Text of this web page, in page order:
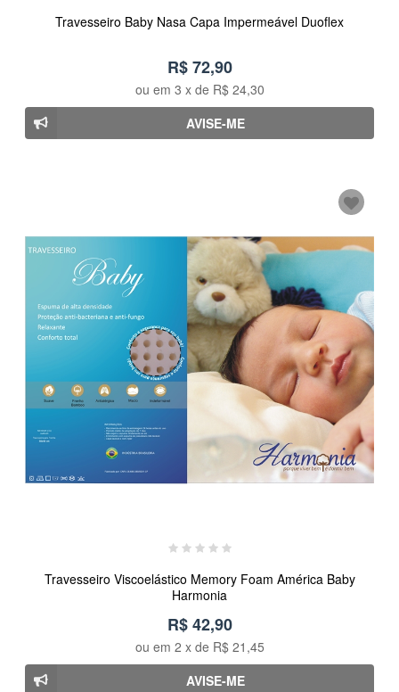
Travesseiro Baby Nasa Capa Impermeável Duoflex
R$ 72,90
ou em 3 x de R$ 24,30
AVISE-ME
Travesseiro Viscoelástico Memory Foam América Baby
Harmonia
R$ 42,90
ou em 2 x de R$ 21,45
AVISE-ME